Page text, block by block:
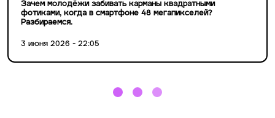
Зачем молодёжи забивать карманы квадратными
фотиками, когда в смартфоне 48 мегапикселей?
Разбираемся.
3 июня 2026 - 22:05